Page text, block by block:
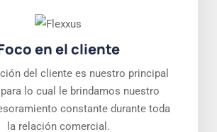
en el cliente
del cliente es nuestro principal
lo cual le brindamos nuestro
constante durante toda
la relación comercial.